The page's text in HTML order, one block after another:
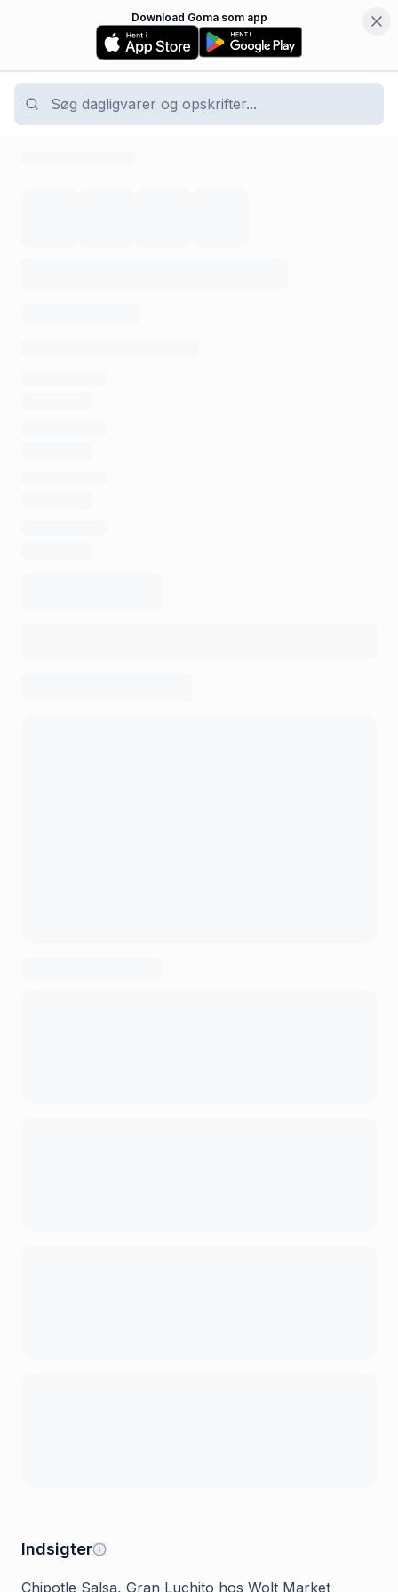
Download Goma som app
Indsigter
Chipotle Salsa, Gran Luchito hos Wolt Market